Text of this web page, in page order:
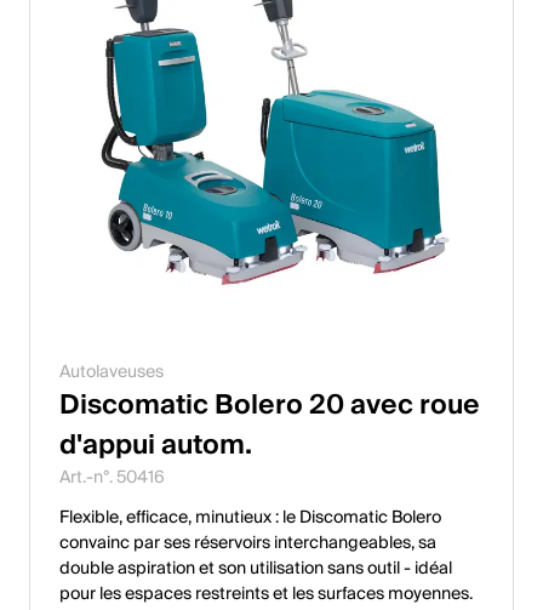
Autolaveuses
Discomatic Bolero 20 avec roue
d'appui autom.
Art.-n°. 50416
Flexible, efficace, minutieux : le Discomatic Bolero
convainc par ses réservoirs interchangeables, sa
double aspiration et son utilisation sans outil - idéal
pour les espaces restreints et les surfaces moyennes.